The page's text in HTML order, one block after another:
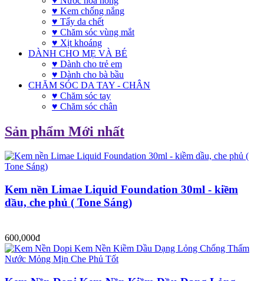
♥ Kem chống nắng
♥ Tẩy da chết
♥ Chăm sóc vùng mắt
♥ Xịt khoáng
DÀNH CHO MẸ VÀ BÉ
♥ Dành cho trẻ em
♥ Dành cho bà bầu
CHĂM SÓC DA TAY - CHÂN
♥ Chăm sóc tay
♥ Chăm sóc chân
Sản phẩm Mới nhất
Kem nền Limae Liquid Foundation 30ml - kiềm
dầu, che phủ ( Tone Sáng)
600,000đ